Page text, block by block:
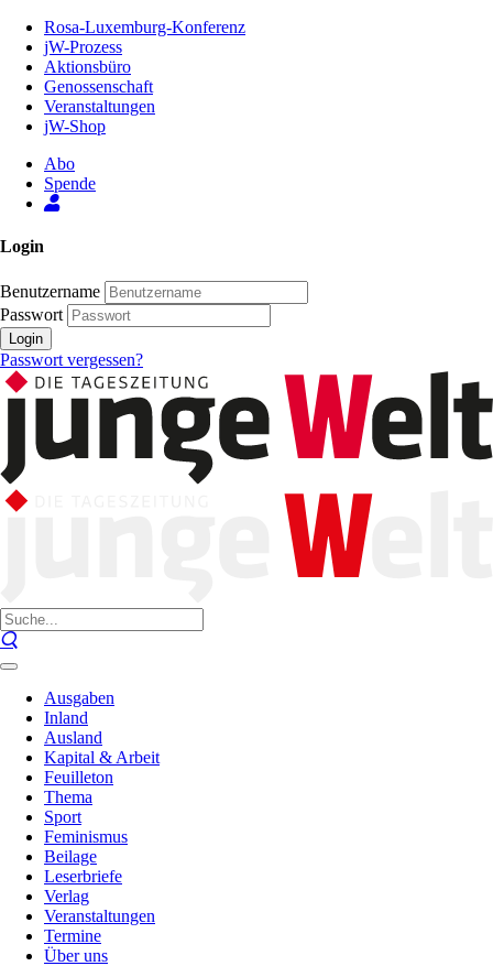
Inhalt
Seite
Rosa-Luxemburg-Konferenz
jW-Prozess
Aktionsbüro
Genossenschaft
Veranstaltungen
jW-Shop
Abo
Spende
Login
Benutzername
Passwort
Login
Passwort vergessen?
Ausgaben
Inland
Ausland
Kapital & Arbeit
Feuilleton
Thema
Sport
Feminismus
Beilage
Leserbriefe
Verlag
Veranstaltungen
Termine
Über uns